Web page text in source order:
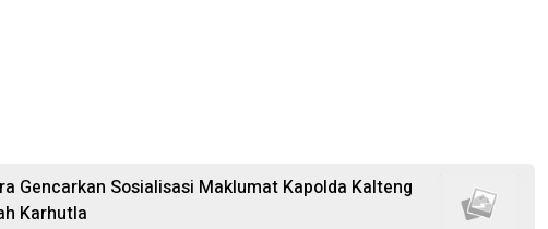
Gencarkan Sosialisasi Maklumat Kapolda Kalteng
Karhutla